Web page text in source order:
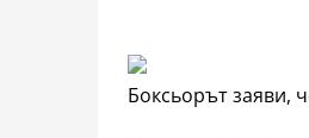
Боксьорът заяви,